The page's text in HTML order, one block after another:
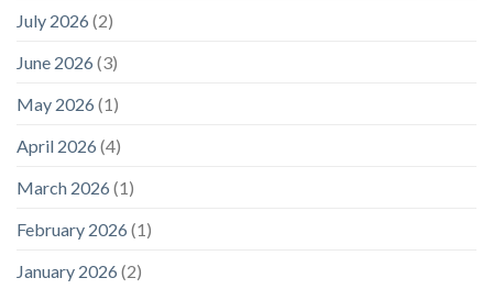
July 2026 (2)
June 2026 (3)
May 2026 (1)
April 2026 (4)
March 2026 (1)
February 2026 (1)
January 2026 (2)